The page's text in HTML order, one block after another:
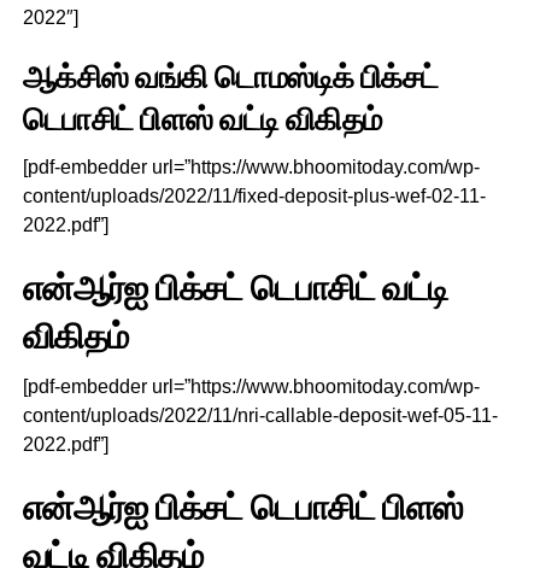
2022″]
ஆக்சிஸ் வங்கி டொமஸ்டிக் பிக்சட்
டெபாசிட் பிளஸ் வட்டி விகிதம்
[pdf-embedder url=”https://www.bhoomitoday.com/wp-
content/uploads/2022/11/fixed-deposit-plus-wef-02-11-
2022.pdf”]
என்ஆர்ஐ பிக்சட் டெபாசிட் வட்டி
விகிதம்
[pdf-embedder url=”https://www.bhoomitoday.com/wp-
content/uploads/2022/11/nri-callable-deposit-wef-05-11-
2022.pdf”]
என்ஆர்ஐ பிக்சட் டெபாசிட் பிளஸ்
வட்டி விகிதம்